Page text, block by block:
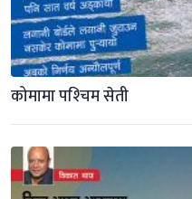
कोमामा पश्‍चिम सेती